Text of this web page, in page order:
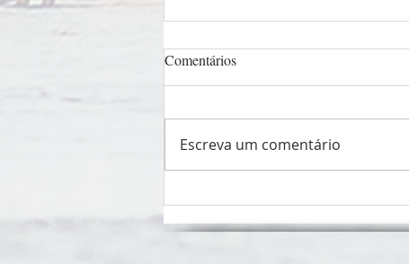
Fórum Nacional da CEPAST-
Comentários
Escreva um comentário